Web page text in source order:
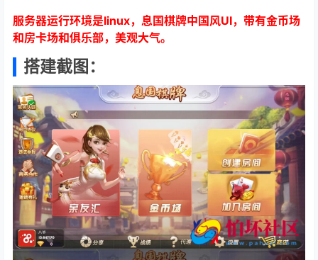
服务器运行环境是linux，息国棋牌中国风UI，带有金币场
和房卡场和俱乐部，美观大气。
搭建截图：